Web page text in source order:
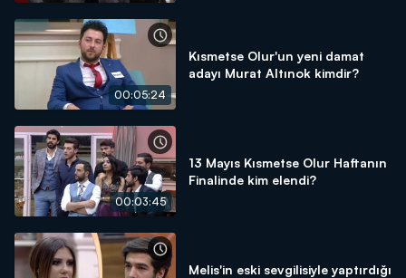
00:05:24
Kısmetse Olur'un yeni damat
adayı Murat Altınok kimdir?
00:03:45
13 Mayıs Kısmetse Olur Haftanın
Finalinde kim elendi?
Melis'in eski sevgilisiyle yaptırdığı